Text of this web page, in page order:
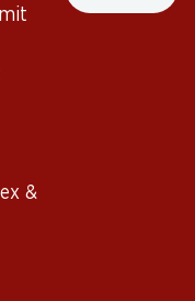
&
vollen Genuss.